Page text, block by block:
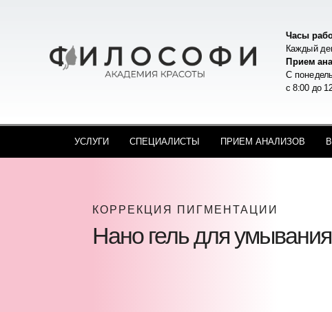
Часы
Каждый
Прием
С
с 8:00 до
УСЛУГИ СПЕЦИАЛИСТЫ ПРИЕМ АНАЛИЗОВ
КОРРЕКЦИЯ ПИГМЕНТАЦИИ
Нано гель для умывания